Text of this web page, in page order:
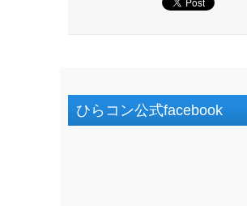
ひらコン公式facebook